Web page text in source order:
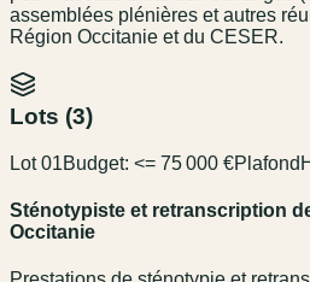
assemblées plénières et autres
Région Occitanie et du CESER.
Lots (3)
Lot 01Budget: <= 75 000 €Plafond
Sténotypiste et retranscription
Occitanie